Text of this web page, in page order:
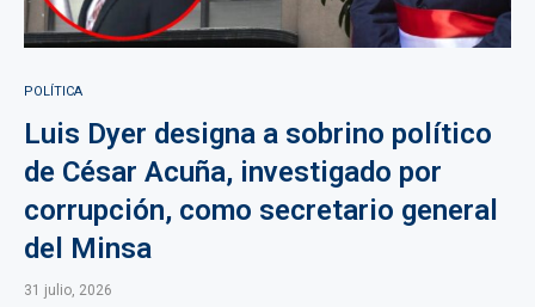
POLÍTICA
Luis Dyer designa a sobrino político
de César Acuña, investigado por
corrupción, como secretario general
del Minsa
31 julio, 2026